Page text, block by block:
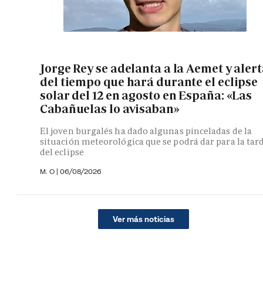
Jorge Rey se adelanta a la Aemet y
del tiempo que hará durante el eclipse
solar del 12 en agosto en España: «Las
Cabañuelas lo avisaban»
El joven burgalés ha dado algunas pinceladas de la
situación meteorológica que se podrá dar para la
del eclipse
M. O | 06/08/2026
Ver más noticias